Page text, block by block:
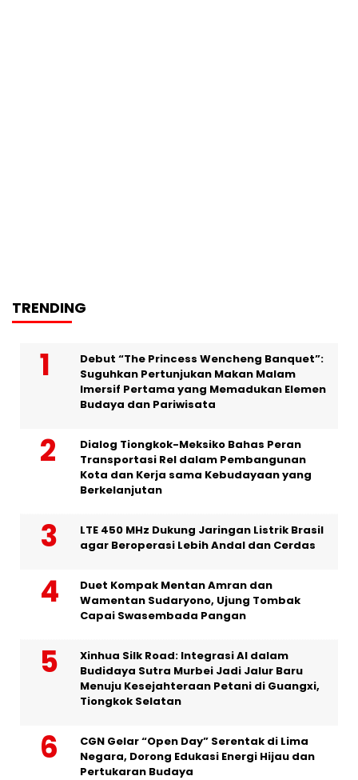
TRENDING
Debut “The Princess Wencheng Banquet”:
Suguhkan Pertunjukan Makan Malam
Imersif Pertama yang Memadukan Elemen
Budaya dan Pariwisata
Dialog Tiongkok-Meksiko Bahas Peran
Transportasi Rel dalam Pembangunan
Kota dan Kerja sama Kebudayaan yang
Berkelanjutan
LTE 450 MHz Dukung Jaringan Listrik Brasil
agar Beroperasi Lebih Andal dan Cerdas
Duet Kompak Mentan Amran dan
Wamentan Sudaryono, Ujung Tombak
Capai Swasembada Pangan
Xinhua Silk Road: Integrasi AI dalam
Budidaya Sutra Murbei Jadi Jalur Baru
Menuju Kesejahteraan Petani di Guangxi,
Tiongkok Selatan
CGN Gelar “Open Day” Serentak di Lima
Negara, Dorong Edukasi Energi Hijau dan
Pertukaran Budaya